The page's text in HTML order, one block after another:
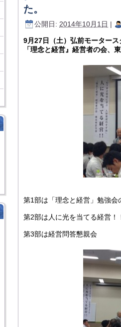
た。
公開日: 2014年10月1日 |
9月27日（土）弘前モータース
「理念と経営』経営者の会、
第1部は「理念と経営」勉強会
第2部は人に光を当てる経営！
第3部は経営問答懇親会